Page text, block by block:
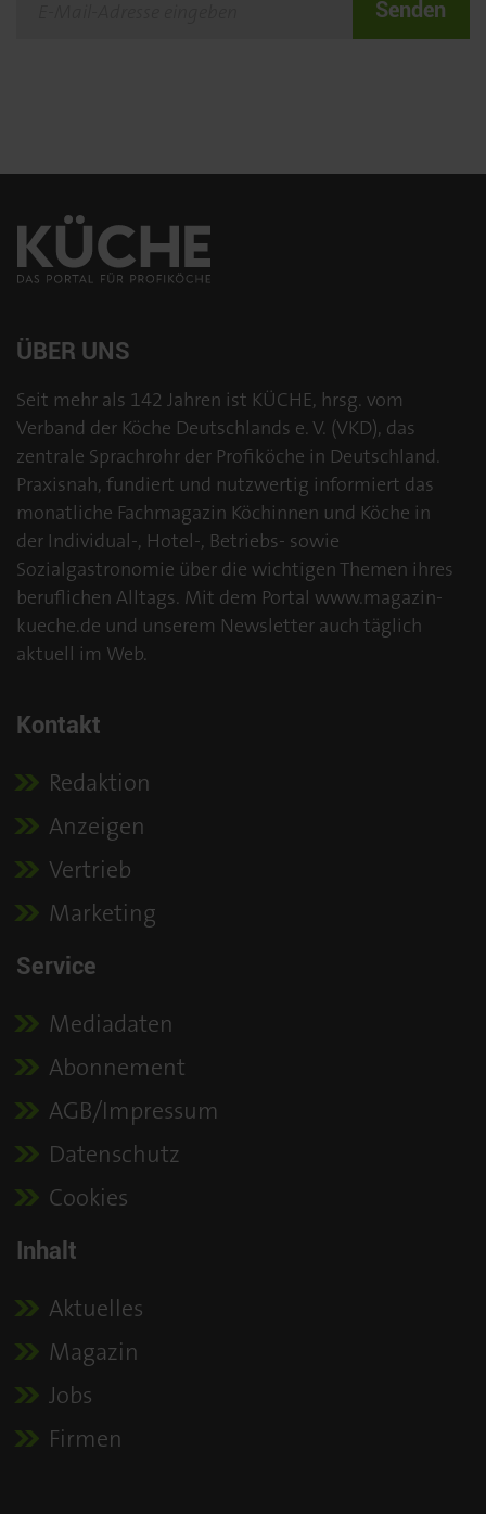
Senden
ÜBER UNS
Seit mehr als 142 Jahren ist KÜCHE, hrsg. vom
Verband der Köche Deutschlands e. V. (VKD), das
zentrale Sprachrohr der Profiköche in Deutschland.
Praxisnah, fundiert und nutzwertig informiert das
monatliche Fachmagazin Köchinnen und Köche in
der Individual-, Hotel-, Betriebs- sowie
Sozialgastronomie über die wichtigen Themen ihres
beruflichen Alltags. Mit dem Portal www.magazin-
kueche.de und unserem Newsletter auch täglich
aktuell im Web.
Kontakt
Redaktion
Anzeigen
Vertrieb
Marketing
Service
Mediadaten
Abonnement
AGB/Impressum
Datenschutz
Cookies
Inhalt
Aktuelles
Magazin
Jobs
Firmen